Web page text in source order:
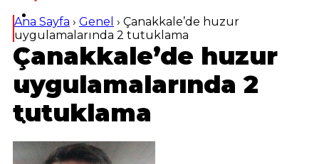
Dünya
Spor
Magazin
Sağlık
Teknoloji
Ana Sayfa › Genel › Çanakkale’de huzur
uygulamalarında 2 tutuklama
Çanakkale’de huzur
uygulamalarında 2
tutuklama